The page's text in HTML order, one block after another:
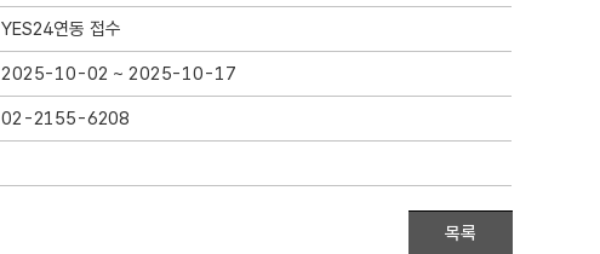
YES24연동 접수
2025-10-02 ~ 2025-10-17
02-2155-6208
목록